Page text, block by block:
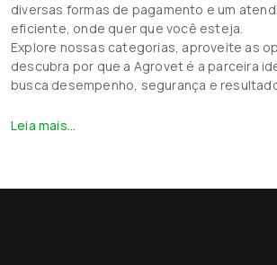
diversas formas de pagamento e um
eficiente, onde quer que você esteja.
Explore nossas categorias, aproveite as
descubra por que a Agrovet é a parceira
busca desempenho, segurança e
Leia mais...